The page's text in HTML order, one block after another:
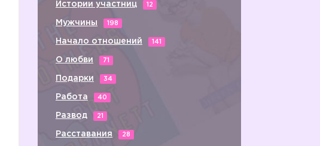
Истории участниц 12
Мужчины 198
Начало отношений 141
О любви 71
Подарки 34
Работа 40
Развод 21
Расставания 28